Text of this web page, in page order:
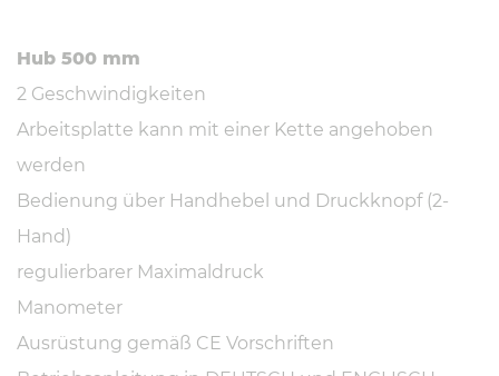
Hub 500 mm
2 Geschwindigkeiten
Arbeitsplatte kann mit einer Kette angehoben
werden
Bedienung über Handhebel und Druckknopf (2-
Hand)
regulierbarer Maximaldruck
Manometer
Ausrüstung gemäß CE Vorschriften